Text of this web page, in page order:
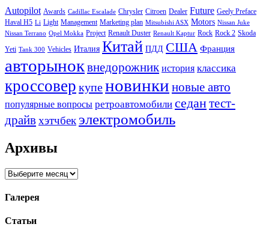
Autopilot Awards Cadillac Escalade Chrysler Citroen Dealer Future Geely Preface
Haval H5 Li Light Management Marketing plan Mitsubishi ASX Motors Nissan Juke
Nissan Terrano Opel Mokka Project Renault Duster Renault Kaptur Rock Rock 2 Skoda
Yeti Tank 300 Vehicles Италия Китай ПДД США Франция
авторыноквнедорожник история классика
кроссовер купеновинки новые авто
популярные вопросы ретроавтомобили седантест-
драйвхэтчбек электромобиль
Архивы
Архивы
Галерея
Статьи